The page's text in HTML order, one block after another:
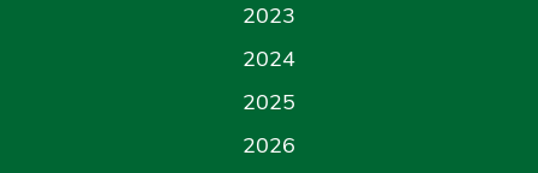
2023
2024
2025
2026